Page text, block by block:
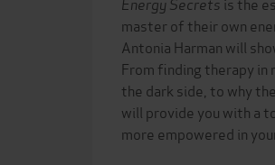
master of their own
Antonia Harman will
From finding therapy
the dark side, to why
will provide you with a
more empowered in